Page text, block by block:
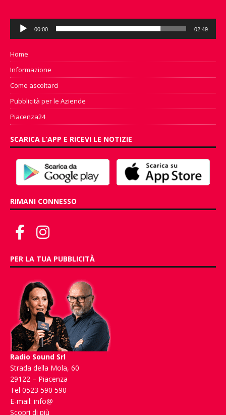
Audio
Player
00:00 02:49
Home
Informazione
Come ascoltarci
Pubblicità per le Aziende
Piacenza24
SCARICA L’APP E RICEVI LE NOTIZIE
RIMANI CONNESSO
PER LA TUA PUBBLICITÀ
Radio Sound Srl
Strada della Mola, 60
29122 – Piacenza
Tel 0523 590 590
E-mail: info@
Scopri di più